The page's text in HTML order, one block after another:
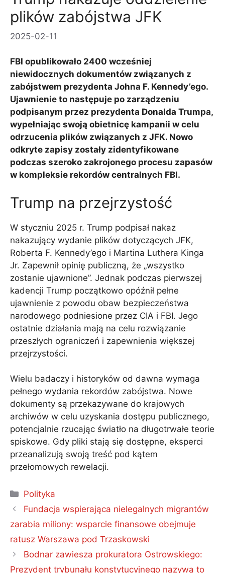
plików zabójstwa JFK
2025-02-11
FBI opublikowało 2400 wcześniej
niewidocznych dokumentów związanych z
zabójstwem prezydenta Johna F. Kennedy’ego.
Ujawnienie to następuje po zarządzeniu
podpisanym przez prezydenta Donalda Trumpa,
wypełniając swoją obietnicę kampanii w celu
odrzucenia plików związanych z JFK. Nowo
odkryte zapisy zostały zidentyfikowane
podczas szeroko zakrojonego procesu zapasów
w kompleksie rekordów centralnych FBI.
Trump na przejrzystość
W styczniu 2025 r. Trump podpisał nakaz
nakazujący wydanie plików dotyczących JFK,
Roberta F. Kennedy’ego i Martina Luthera Kinga
Jr. Zapewnił opinię publiczną, że „wszystko
zostanie ujawnione”. Jednak podczas pierwszej
kadencji Trump początkowo opóźnił pełne
ujawnienie z powodu obaw bezpieczeństwa
narodowego podniesione przez CIA i FBI. Jego
ostatnie działania mają na celu rozwiązanie
przeszłych ograniczeń i zapewnienia większej
przejrzystości.
Wielu badaczy i historyków od dawna wymaga
pełnego wydania rekordów zabójstwa. Nowe
dokumenty są przekazywane do krajowych
archiwów w celu uzyskania dostępu publicznego,
potencjalnie rzucając światło na długotrwałe teorie
spiskowe. Gdy pliki stają się dostępne, eksperci
przeanalizują swoją treść pod kątem
przełomowych rewelacji.
Kategorie
Polityka
Fundacja wspierająca nielegalnych migrantów
zarabia miliony: wsparcie finansowe obejmuje
ratusz Warszawa pod Trzaskowski
Bodnar zawiesza prokuratora Ostrowskiego:
Prezydent trybunału konstytucyjnego nazywa to